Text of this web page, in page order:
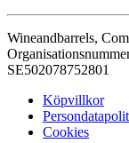
Wineandbarrels,
SE502078752801
Köpvillkor
Cookies